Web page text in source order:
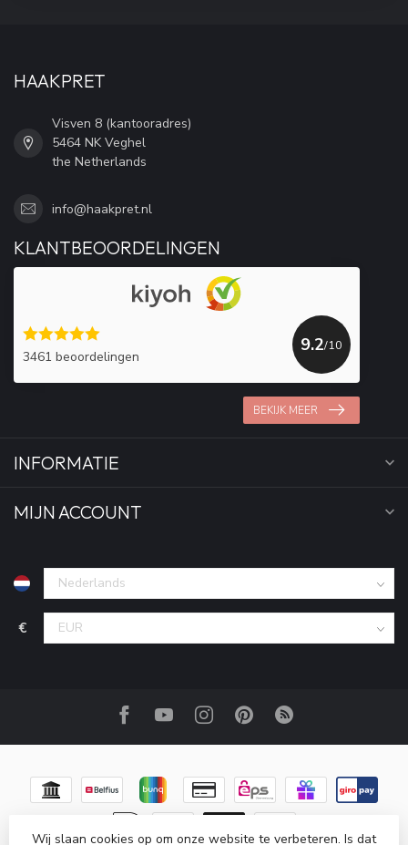
HAAKPRET
Visven 8 (kantooradres)
5464 NK Veghel
the Netherlands
info@haakpret.nl
KLANTBEOORDELINGEN
3461 beoordelingen
9.2/10
BEKIJK MEER
INFORMATIE
MIJN ACCOUNT
€
Wij slaan cookies op om onze website te verbeteren. Is dat